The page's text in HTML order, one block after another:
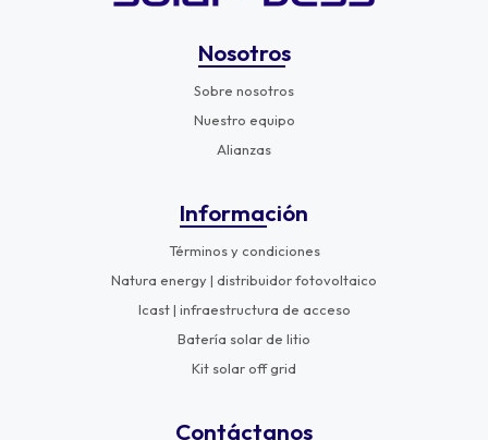
Nosotros
Sobre nosotros
Nuestro equipo
Alianzas
Información
Términos y condiciones
Natura energy | distribuidor fotovoltaico
Icast | infraestructura de acceso
Batería solar de litio
Kit solar off grid
Contáctanos